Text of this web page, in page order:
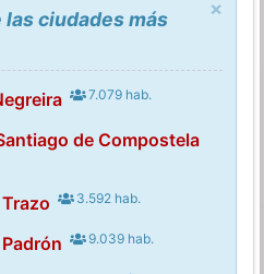
×
ciudades más
7.079 hab.
de Compostela
3.592 hab.
9.039 hab.